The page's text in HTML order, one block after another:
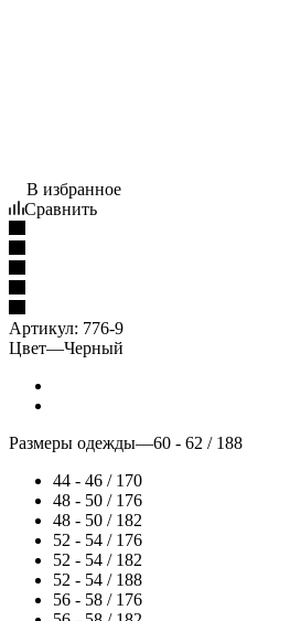
В избранное
Сравнить
Артикул: 776-9
Цвет—Черный
Размеры одежды—60 - 62 / 188
44 - 46 / 170
48 - 50 / 176
48 - 50 / 182
52 - 54 / 176
52 - 54 / 182
52 - 54 / 188
56 - 58 / 176